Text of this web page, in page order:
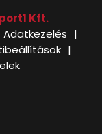
Kft.
Adatkezelés